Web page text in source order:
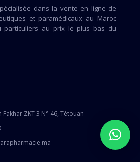
dans la vente en ligne de
et paramédicaux au Maroc
particuliers au prix le plus bas du
Fakhar ZKT 3 N° 46, Tétouan